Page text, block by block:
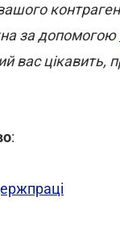
за допомогою
вас
: